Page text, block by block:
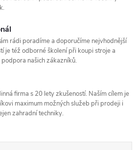
rádi poradíme a doporučíme nejvhodnější
je též odborné školení při koupi stroje a
našich zákazníků.
firma s 20 lety zkušeností. Naším cílem je
maximum možných služeb při prodeji i
zahradní techniky.